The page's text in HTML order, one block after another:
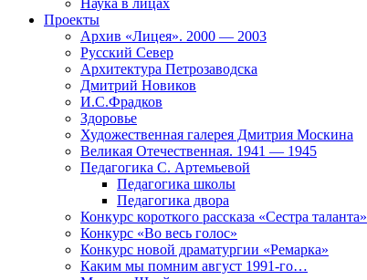
Проекты
Архив «Лицея». 2000 — 2003
Русский Север
Архитектура Петрозаводска
Дмитрий Новиков
И.С.Фрадков
Здоровье
Художественная галерея Дмитрия Москина
Великая Отечественная. 1941 — 1945
Педагогика С. Артемьевой
Педагогика школы
Педагогика двора
Конкурс короткого рассказа «Сестра таланта»
Конкурс «Во весь голос»
Конкурс новой драматургии «Ремарка»
Каким мы помним август 1991-го…